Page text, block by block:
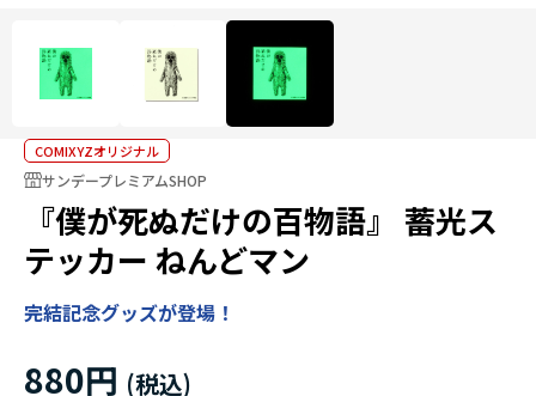
COMIXYZオリジナル
サンデープレミアムSHOP
『僕が死ぬだけの百物語』 蓄光ス
テッカー ねんどマン
完結記念グッズが登場！
880円